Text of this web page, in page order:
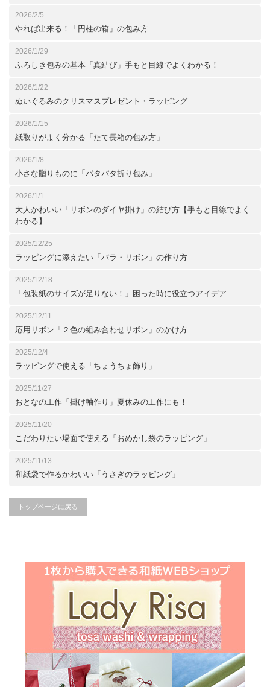
2026/2/5
やれば出来る！「円柱の箱」の包み方
2026/1/29
ふろしき包みの基本「真結び」手もと目線でよくわかる！
2026/1/22
ぬいぐるみのクリスマスプレゼント・ラッピング
2026/1/15
紙取りがよく分かる「たて長箱の包み方」
2026/1/8
小さな贈りものに「パタパタ折り包み」
2026/1/1
大人かわいい「リボンのダイヤ掛け」の結び方【手もと目線でよく
わかる】
2025/12/25
ラッピングに添えたい「バラ・リボン」の作り方
2025/12/18
「包装紙のサイズが足りない！」困った時に役立つアイデア
2025/12/11
応用リボン「２色の組み合わせリボン」のかけ方
2025/12/4
ラッピングで使える「ちょうちょ飾り」
2025/11/27
おとなの工作「掛け軸作り」夏休みの工作にも！
2025/11/20
こだわりたい場面で使える「おめかし袋のラッピング」
2025/11/13
和紙袋で作るかわいい「うさぎのラッピング」
トップページに戻る